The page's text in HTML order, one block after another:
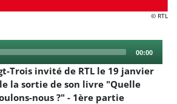
© RTL
Player
Total
00:00
Trois invité de RTL le 19 janvier
la sortie de son livre "Quelle
nous ?" - 1ère partie